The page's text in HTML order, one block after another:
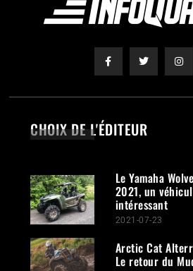
CHOIX DE L'ÉDITEUR
Le Yamaha
2021, un
intéressant
2021-07-23
Arctic Cat
Le retour du